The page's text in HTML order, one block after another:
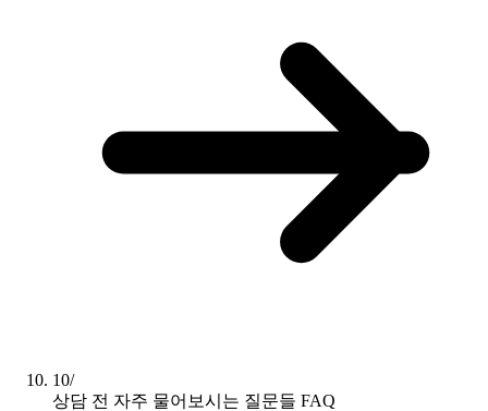
10/
상담 전 자주 물어보시는 질문들 FAQ